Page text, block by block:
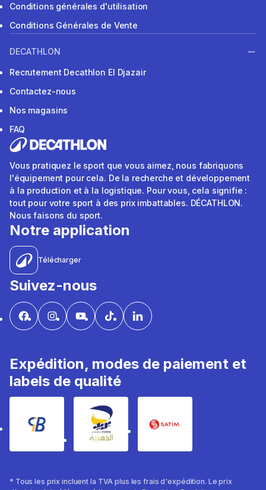
Conditions générales d'utilisation
Conditions Générales de Vente
DECATHLON
Recrutement Decathlon El Djazair
Contactez-nous
Nos magasins
FAQ
Vous pratiquez le sport que vous aimez, nous fabriquons
l'équipement pour cela. De la recherche et développement
à la production et à la logistique. Pour vous, cela signifie :
tout pour votre sport à des prix imbattables. DÉCATHLON.
Nous faisons du sport.
Notre application
Télécharger
Suivez-nous
Expédition, modes de paiement et
labels de qualité
* Tous les prix incluent la TVA plus les frais d'expédition. Le prix